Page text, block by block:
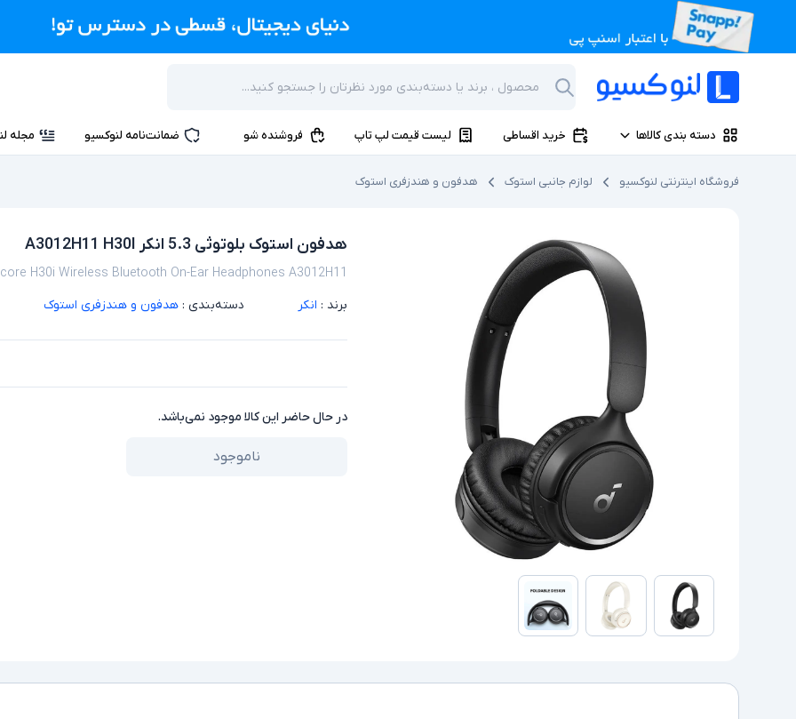
دسته بندی کالاها خرید اقساطی لیست قیمت لپ تاپ فروشنده شو ضمانت‌نامه لنوکسیو مجله
فروشگاه اینترنتی لنوکسیو لوازم جانبی استوک هدفون و هندزفری استوک
هدفون استوک بلوتوثی 5.3 انکر A3012H11 H30I
H30i Wireless Bluetooth On-Ear Headphones A3012H11
برند : انکر دسته‌بندی : هدفون و هندزفری استوک
در حال حاضر این کالا موجود نمی‌باشد.
ناموجود